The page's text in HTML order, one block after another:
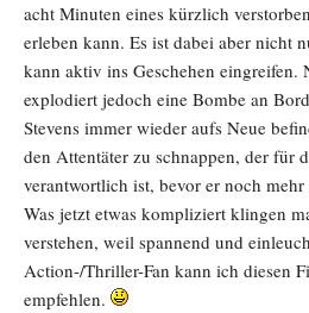
acht Minuten eines kürzlich
erleben kann. Es ist dabei aber nicht
kann aktiv ins Geschehen eingreifen.
explodiert jedoch eine Bombe an
Stevens immer wieder aufs Neue
den Attentäter zu schnappen, der für
verantwortlich ist, bevor er noch
Was jetzt etwas kompliziert klingen
verstehen, weil spannend und
Action-/Thriller-Fan kann ich diesen
empfehlen.